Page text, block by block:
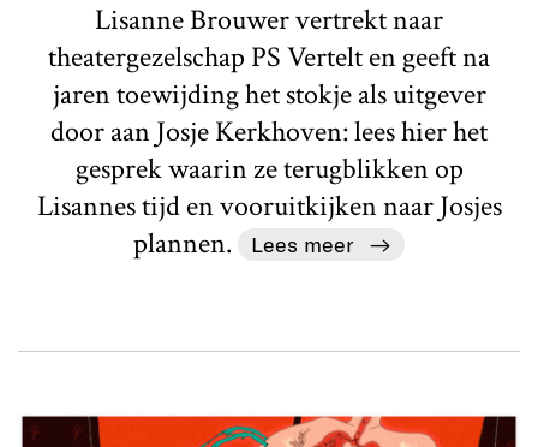
Lisanne Brouwer vertrekt naar
theatergezelschap PS Vertelt en geeft na
jaren toewijding het stokje als uitgever
door aan Josje Kerkhoven: lees hier het
gesprek waarin ze terugblikken op
Lisannes tijd en vooruitkijken naar Josjes
plannen.
Lees meer